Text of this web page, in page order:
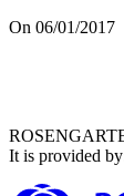
On 06/01/2017
It is provided by